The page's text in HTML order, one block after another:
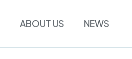
ABOUT US NEWS